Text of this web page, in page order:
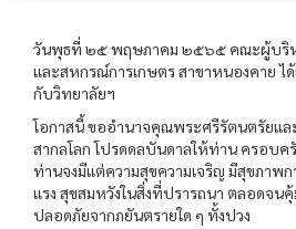
วันพุธที่ ๒๕ พฤษภาคม ๒๕๖๕ คณะผู้บริห
และสหกรณ์การเกษตร สาขาหนองคาย ไ
กับวิทยาลัยฯ
โอกาสนี้ ขออำนาจคุณพระศรีรัตนตรัยแล
สากลโลก โปรดดลบันดาลให้ท่าน ครอบ
ท่านจงมีแต่ความสุขความเจริญ มีสุขภาพ
แรง สุขสมหวังในสิ่งที่ปรารถนา ตลอดจน
ปลอดภัยจากภยันตรายใด ๆ ทั้งปวง